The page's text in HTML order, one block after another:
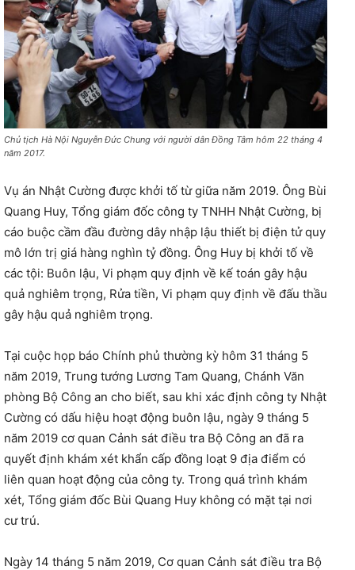
Chủ tịch Hà Nội Nguyễn Đức Chung với người dân Đồng Tâm hôm 22 tháng 4
năm 2017.
Vụ án Nhật Cường được khởi tố từ giữa năm 2019. Ông Bùi
Quang Huy, Tổng giám đốc công ty TNHH Nhật Cường, bị
cáo buộc cầm đầu đường dây nhập lậu thiết bị điện tử quy
mô lớn trị giá hàng nghìn tỷ đồng. Ông Huy bị khởi tố về
các tội: Buôn lậu, Vi phạm quy định về kế toán gây hậu
quả nghiêm trọng, Rửa tiền, Vi phạm quy định về đấu thầu
gây hậu quả nghiêm trọng.
Tại cuộc họp báo Chính phủ thường kỳ hôm 31 tháng 5
năm 2019, Trung tướng Lương Tam Quang, Chánh Văn
phòng Bộ Công an cho biết, sau khi xác định công ty Nhật
Cường có dấu hiệu hoạt động buôn lậu, ngày 9 tháng 5
năm 2019 cơ quan Cảnh sát điều tra Bộ Công an đã ra
quyết định khám xét khẩn cấp đồng loạt 9 địa điểm có
liên quan hoạt động của công ty. Trong quá trình khám
xét, Tổng giám đốc Bùi Quang Huy không có mặt tại nơi
cư trú.
Ngày 14 tháng 5 năm 2019, Cơ quan Cảnh sát điều tra Bộ